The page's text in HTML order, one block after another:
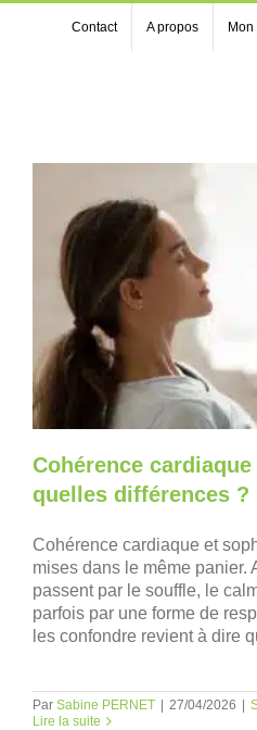
Contact A propos Mon
Cohérence
quelles différences ?
Cohérence cardiaque et
mises dans le même panier.
passent par le souffle, le
parfois par une forme de
les confondre revient à dire
Par Sabine PERNET 27/04/2026
Lire la suite